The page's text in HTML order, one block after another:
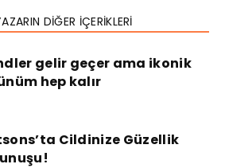
DİĞER İÇERİKLERİ
gelir geçer ama ikonik
hep kalır
Cildinize Güzellik